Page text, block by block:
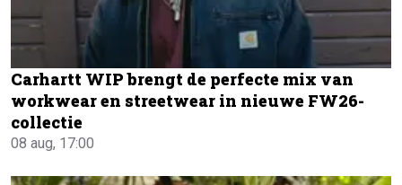
Carhartt WIP brengt de perfecte mix van
workwear en streetwear in nieuwe FW26-
collectie
08 aug, 17:00